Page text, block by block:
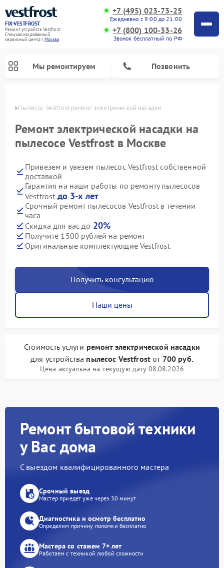
FIX-VESTFROST
Ремонт устройств Vestfrost
Специализированный
cервисный центр г.Москва
+7 (495) 023-73-25
Ежедневно с 9:00 до 21:00
+7 (800) 100-33-26
Звонок бесплатный по РФ
Мы ремонтируем Позвонить
Пылесос Vestfrost ремонт электрической насадки
Ремонт электрической насадки на
пылесосе Vestfrost в Москве
Привезем и увезем пылесос Vestfrost собственной
доставкой
Гарантия на наши работы по ремонту пылесосов
Vestfrost до 3-х лет
Срочный ремонт пылесосов Vestfrost в течении
часа
Скидка для вас до 20%
Получите 1500 рублей на ремонт
Оригинальные комплектующие Vestfrost
Получить консультацию
Наши цены
Стоимость услуги ремонт электрической насадки
для устройства пылесос Vestfrost от 700 руб.
Цена актуальна на текущую дату 08.08.2026
Ремонт бытовой техники
у Вас дома
С выездом квалифицированного мастера
Срочный выезд
Мастер приедет уже через 30 минут
Диагностика и осмотр бесплатно
Определим причину поломки бесплатно
Мастера со стажем 7+ лет
Работаем с техникой любой сложности